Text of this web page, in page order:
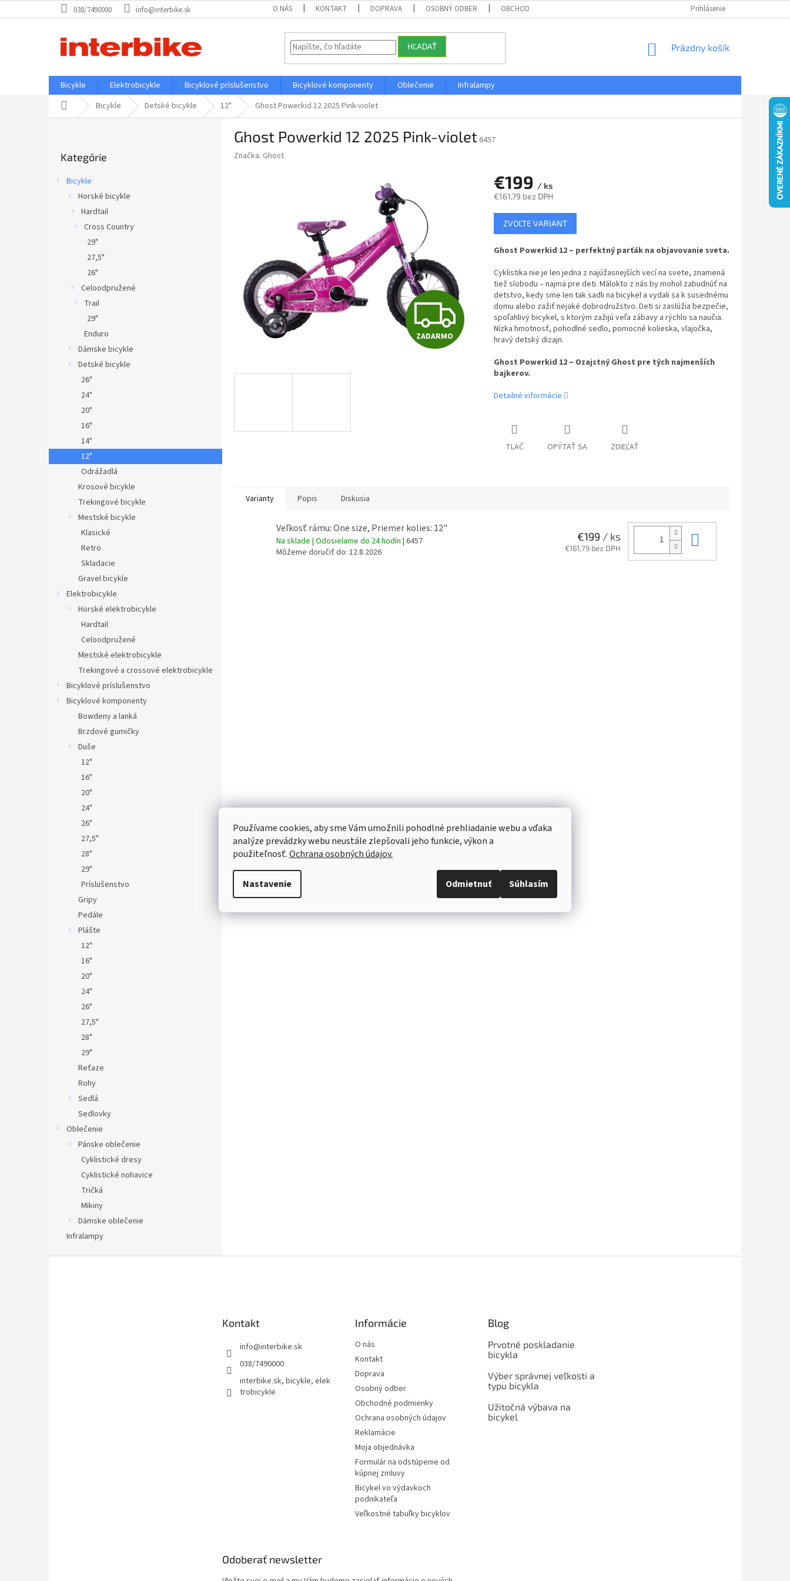
Používame cookies, aby sme Vám umožnili pohodlné prehliadanie webu a vďaka
analýze prevádzky webu neustále zlepšovali jeho funkcie, výkon a
použiteľnosť.Ochrana osobných údajov.
Nastavenie Odmietnuť Súhlasím
na
038/7490000 info@interbike.sk O NÁS KONTAKT DOPRAVA OSOBNÝ ODBER OBCHODNÉ PODMIENKY OCHRANA OSOBNÝCH ÚDAJOV REKLAMÁCIE
Prihlásenie
HĽADAŤ
NÁKUPNÝ
Prázdny košík
Bicykle Elektrobicykle Bicyklové príslušenstvo Bicyklové komponenty Oblečenie
Infralampy
DomovBicykle Detské bicykle 12" Ghost Powerkid 12 2025 Pink-violet
kategórie
Kategórie
Bicykle
Horské bicykle
Hardtail
Cross Country
29"
27,5"
26"
Celoodpružené
Trail
29"
Enduro
Dámske bicykle
Detské bicykle
26"
24"
20"
16"
14"
12"
Odrážadlá
Krosové bicykle
Trekingové bicykle
Mestské bicykle
Klasické
Retro
Skladacie
Gravel bicykle
Elektrobicykle
Horské elektrobicykle
Hardtail
Celoodpružené
Mestské elektrobicykle
Trekingové a crossové elektrobicykle
Bicyklové príslušenstvo
Bicyklové komponenty
Bowdeny a lanká
Brzdové gumičky
Duše
12"
16"
20"
24"
26"
27,5"
28"
29"
Príslušenstvo
Gripy
Pedále
Plášte
12"
16"
20"
24"
26"
27,5"
28"
29"
Reťaze
Rohy
Sedlá
Sedlovky
Oblečenie
Pánske oblečenie
Cyklistické dresy
Cyklistické nohavice
Tričká
Mikiny
Dámske oblečenie
Infralampy
Ghost Powerkid 12 2025 Pink-violet 6457
Značka: Ghost
Z
A
ZADARMO
€199 / ks
€161,79 bez DPH
Jednotková
cena:
ZVOĽTE VARIANT
Ghost Powerkid 12 – perfektný parťák na objavovanie sveta.
Cyklistika nie je len jedna z najúžasnejších vecí na svete, znamená
tiež slobodu – najmä pre deti. Málokto z nás by mohol zabudnúť na
detstvo, kedy sme len tak sadli na bicykel a vydali sa k susednému
domu alebo zažiť nejaké dobrodružstvo. Deti si zaslúžia bezpečie,
spoľahlivý bicykel, s ktorým zažijú veľa zábavy a rýchlo sa naučia.
Nízka hmotnosť, pohodlné sedlo, pomocné kolieska, vlajočka,
hravý detský dizajn.
Ghost Powerkid 12 – Ozajstný Ghost pre tých najmenších
bajkerov.
Detailné informácie
TLAČ OPÝTAŤ SA ZDIEĽAŤ
Varianty Popis Diskusia
Veľkosť rámu: One size, Priemer kolies: 12"
Na sklade | Odosielame do 24 hodín | 6457
Môžeme doručiť do: 12.8.2026
€199 / ks
€161,79 bez DPH
Kontakt
info@interbike.sk
038/7490000
interbike.sk, bicykle, elek
trobicykle
Informácie
O nás
Kontakt
Doprava
Osobný odber
Obchodné podmienky
Ochrana osobných údajov
Reklamácie
Moja objednávka
Formulár na odstúpenie od
kúpnej zmluvy
Bicykel vo výdavkoch
podnikateľa
Veľkostné tabuľky bicyklov
Blog
Prvotné poskladanie
bicykla
Výber správnej veľkosti a
typu bicykla
Užitočná výbava na
bicykel
Odoberať newsletter